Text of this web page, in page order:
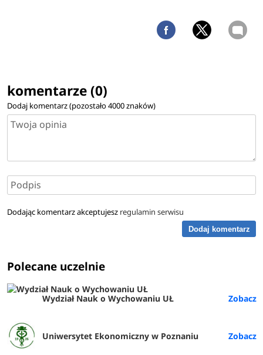
komentarze (0)
Dodaj komentarz (pozostało4000znaków)
Dodając komentarz akceptujesz regulamin serwisu
Dodaj komentarz
Polecane uczelnie
Wydział Nauk o Wychowaniu UŁ
Uniwersytet Ekonomiczny w Poznaniu